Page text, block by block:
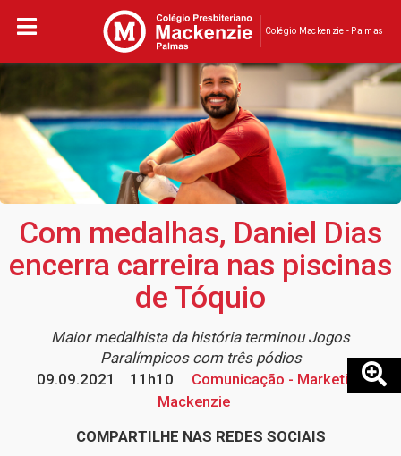
Colégio Mackenzie - Palmas
Com medalhas, Daniel Dias
encerra carreira nas piscinas
de Tóquio
Maior medalhista da história terminou Jogos
Paralímpicos com três pódios
09.09.2021
11h10
Comunicação - Marketing
Mackenzie
COMPARTILHE NAS REDES SOCIAIS